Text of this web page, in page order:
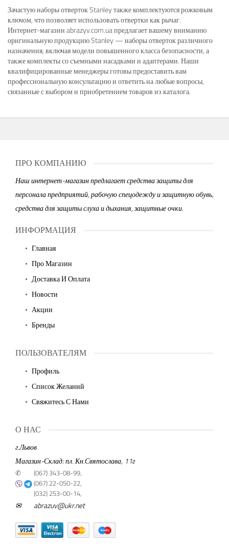
Зачастую наборы отверток Stanley также комплектуются рожковым
ключом, что позволяет использовать отвертки как рычаг.
Интернет-магазин abrazyv.com.ua предлагает вашему вниманию
оригинальную продукцию Stanley — наборы отверток различного
назначения, включая модели повышенного класса безопасности, а
также комплекты со съемными насадками и адаптерами. Наши
квалифицированные менеджеры готовы предоставить вам
профессиональную консультацию и ответить на любые вопросы,
связанные с выбором и приобретением товаров из каталога.
ПРО КОМПАНИЮ
Наш интернет-магазин предлагает средства защиты для
персонала предприятий, рабочую спецодежду и защитную обувь,
средства для защиты слуха и дыхания, защитные очки.
ИНФОРМАЦИЯ
Главная
Про Магазин
Доставка И Оплата
Новости
Акции
Бренды
ПОЛЬЗОВАТЕЛЯМ
Профиль
Список Желаний
Свяжитесь С Нами
О НАС
г.Львов
Магазин-Склад: пл. Кн.Святослава, 11г
✆
(067) 343-08-99,
(067) 22-050-22,
(032) 253-00-14,
✉ abrazuv@ukr.net